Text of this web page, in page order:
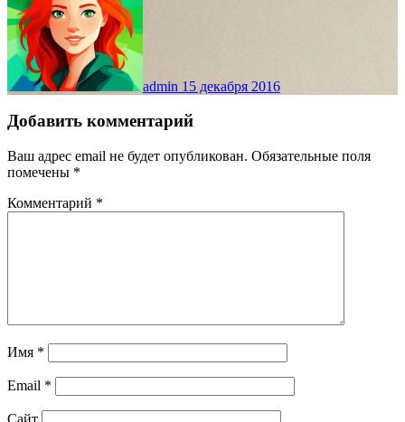
admin 15 декабря 2016
Добавить комментарий
Ваш адрес email не будет опубликован. Обязательные поля
помечены *
Комментарий *
Имя *
Email *